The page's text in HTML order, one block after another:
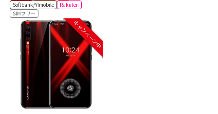
Softbank/Y!mobile
Rakuten
SIMフリー
キャンペーン中